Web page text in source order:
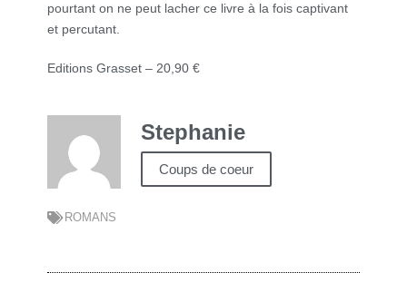
pourtant on ne peut lacher ce livre à la fois captivant
et percutant.
Editions Grasset – 20,90 €
Stephanie
Coups de coeur
ROMANS